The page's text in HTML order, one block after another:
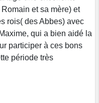
et sa mère) et
rois( des Abbes) avec
qui a bien aidé la
participer à ces bons
période très